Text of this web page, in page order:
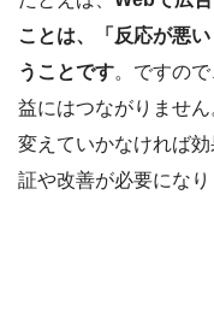
ことは、「反応が悪
うことです。ですの
益にはつながりませ
変えていかなければ
証や改善が必要になり